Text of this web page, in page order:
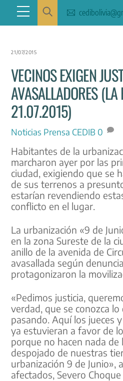
content
Menu
21/07/2015
VECINOS EXIGEN
AVASALLADORES
21.07.2015)
Noticias Prensa CEDIB 0
Habitantes de la
marcharon ayer por las
ciudad, exigiendo que se
de sus terrenos a
estarían revendiendo
conflicto en el lugar.
La urbanización «9 de
en la zona Sureste de la
anillo de la avenida de
avasallada según
protagonizaron la
«Pedimos justicia,
verdad, que se conozca
pasando. Aquí los jueces
ya estuvieran a favor de
porque no hacen nada de
despojado de nuestras
urbanización 9 de Junio»,
afectados, Severo Choque